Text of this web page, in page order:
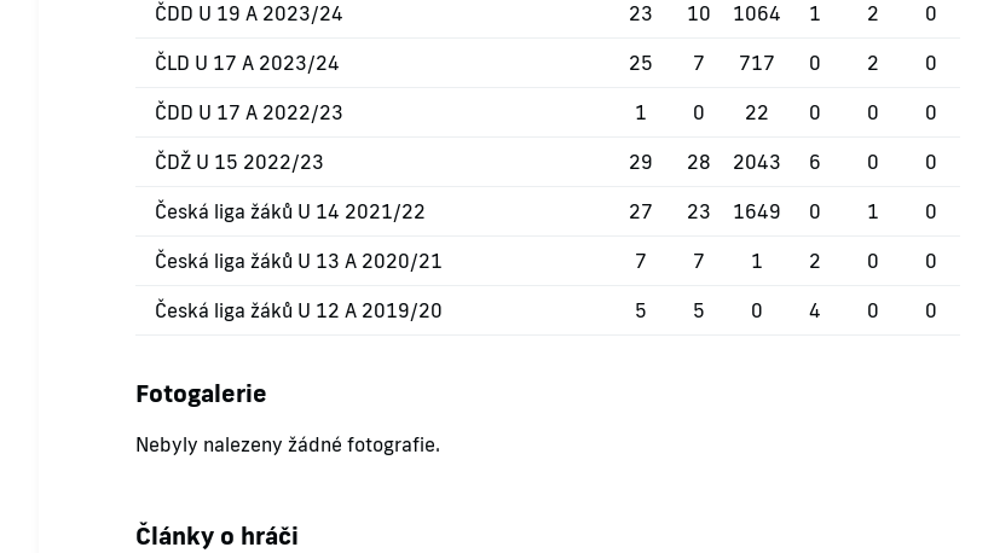
ČDD U 19 A 2023/24 23 10 1064 1 2 0
ČLD U 17 A 2023/24 25 7 717 0 2 0
ČDD U 17 A 2022/23 1 0 22 0 0 0
ČDŽ U 15 2022/23 29 28 2043 6 0 0
Česká liga žáků U 14 2021/22 27 23 1649 0 1 0
Česká liga žáků U 13 A 2020/21 7 7 1 2 0 0
Česká liga žáků U 12 A 2019/20 5 5 0 4 0 0
Fotogalerie
Nebyly nalezeny žádné fotografie.
Články o hráči